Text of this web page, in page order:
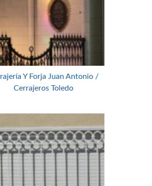
Y Forja Juan Antonio /
Cerrajeros Toledo